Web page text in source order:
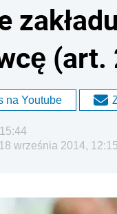
(art.
na Youtube
września 2014,